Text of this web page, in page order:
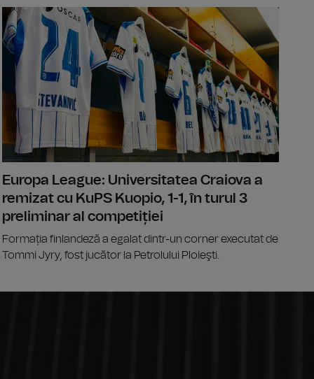
a integrității, contestată la CCR de USR și PNL
Europa League: Universitatea Craiova a
remizat cu KuPS Kuopio, 1-1, în turul 3
preliminar al competiției
Formația finlandeză a egalat dintr-un corner executat de
Tommi Jyry, fost jucător la Petrolului Ploieşti.